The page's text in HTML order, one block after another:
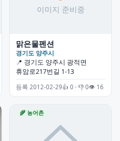
맑은물펜션
경기도 양주시
📍 경기도 양주시 광적면
휴암로217번길 1-13
등록 2012-02-29👍 0 · 👎 0👁 16
🌾 농어촌